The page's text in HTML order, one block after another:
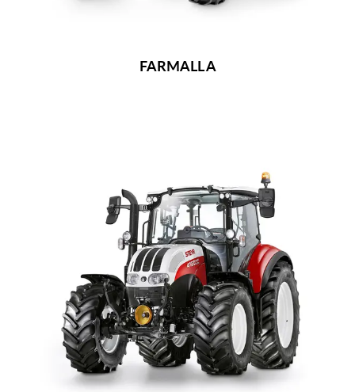
FARMALL A